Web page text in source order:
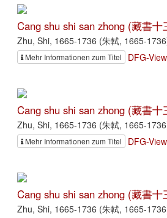
Cang shu shi san zhong (藏書十
Zhu, Shi, 1665-1736 (朱軾, 1665-
Mehr Informationen zum Titel DFG-
Cang shu shi san zhong (藏書十
Zhu, Shi, 1665-1736 (朱軾, 1665-
Mehr Informationen zum Titel DFG-
Cang shu shi san zhong (藏書十
Zhu, Shi, 1665-1736 (朱軾, 1665-